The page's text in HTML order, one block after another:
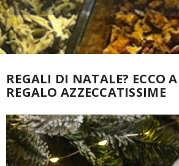
REGALI DI NATALE? ECCO
REGALO AZZECCATISSIME